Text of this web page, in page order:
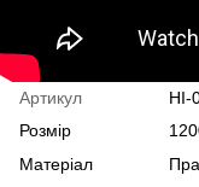
Артикул
HI-
Розмір
Матеріал